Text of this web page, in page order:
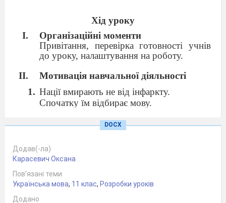
Хід уроку
Організаційні моменти
Привітання, перевірка готовності учнів
до уроку, налаштування на роботу.
Мотивація навчальної діяльності
Нації вмирають не від інфаркту.
Спочатку їм відбирає мову.
О земле моя, невже ти осліпла й оглухла?
емоції? Чому?
Чи всі ці речення мають однакову
синтаксичну будову?
Яку роль відіграютьзапитання,
повтори, звернення
у цьому уривку?
DOCX
Додав(-ла)
Карасевич Оксана
Пов’язані теми
Українська мова, 11 клас, Розробки уроків
Додано